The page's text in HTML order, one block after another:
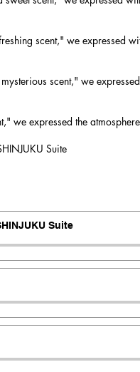
scent," we expressed
scent," we
we expressed the
Suite
Suite